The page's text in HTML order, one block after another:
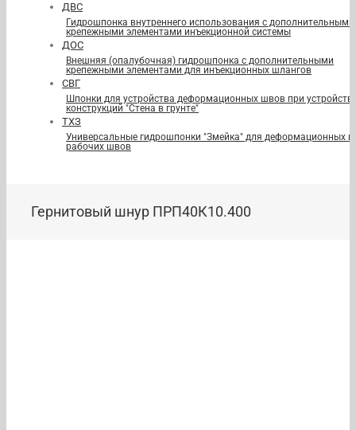
ДВС
Гидрошпонка внутреннего использования с дополнительными
крепежными элементами инъекционной системы
ДОС
Внешняя (опалубочная) гидрошпонка с дополнительными
крепежными элементами для инъекционных шлангов
СВГ
Шпонки для устройства деформационных швов при
конструкций "Стена в грунте"
ТХЗ
Универсальные гидрошпонки "Змейка" для деформационных и
рабочих швов
Гернитовый шнур ПРП40К10.400